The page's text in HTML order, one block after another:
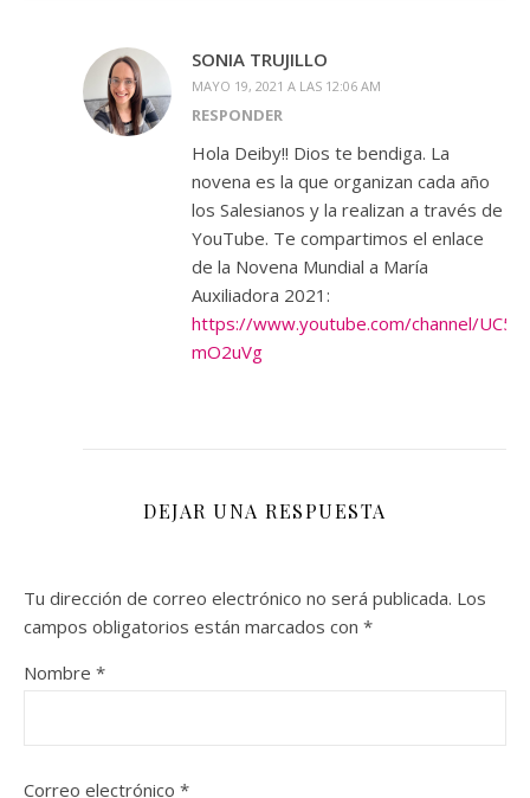
SONIA TRUJILLO
MAYO 19, 2021 A LAS 12:06 AM
RESPONDER
Hola Deiby!! Dios te bendiga. La
novena es la que organizan cada año
los Salesianos y la realizan a través de
YouTube. Te compartimos el enlace
de la Novena Mundial a María
Auxiliadora 2021:
https://www.youtube.com/channel/
mO2uVg
DEJAR UNA RESPUESTA
Tu dirección de correo electrónico no será publicada. Los
campos obligatorios están marcados con *
Nombre *
Correo electrónico *